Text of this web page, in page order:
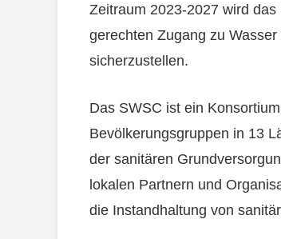
Zeitraum 2023-2027 wird
gerechten Zugang zu
sicherzustellen.
Das SWSC ist ein
Bevölkerungsgruppen in 13
der sanitären
lokalen Partnern und
die Instandhaltung von